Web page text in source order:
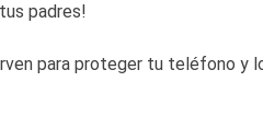
padres!
para proteger tu teléfono y